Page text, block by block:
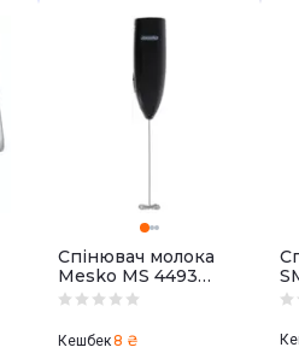
Спінювач молока
Mesko MS 4493
black
Кешбек8 ₴